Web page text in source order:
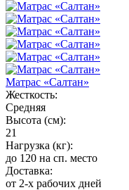
Матрас «Салтан»
Жесткость:
Средняя
Высота (см):
21
Нагрузка (кг):
до 120 на сп. место
Доставка:
от 2-х рабочих дней